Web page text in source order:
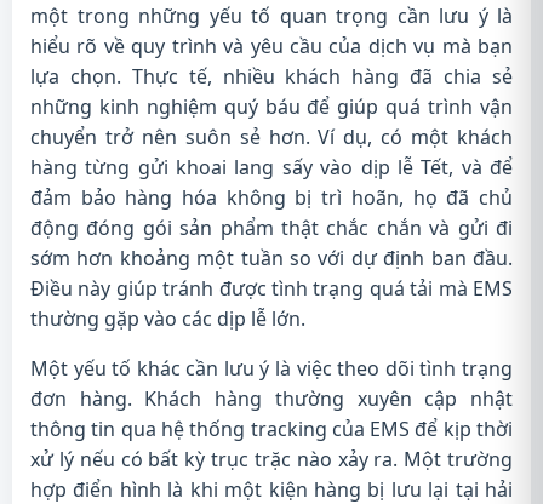
một trong những yếu tố quan trọng cần lưu ý là
hiểu rõ về quy trình và yêu cầu của dịch vụ mà bạn
lựa chọn. Thực tế, nhiều khách hàng đã chia sẻ
những kinh nghiệm quý báu để giúp quá trình vận
chuyển trở nên suôn sẻ hơn. Ví dụ, có một khách
hàng từng gửi khoai lang sấy vào dịp lễ Tết, và để
đảm bảo hàng hóa không bị trì hoãn, họ đã chủ
động đóng gói sản phẩm thật chắc chắn và gửi đi
sớm hơn khoảng một tuần so với dự định ban đầu.
Điều này giúp tránh được tình trạng quá tải mà EMS
thường gặp vào các dịp lễ lớn.
Một yếu tố khác cần lưu ý là việc theo dõi tình trạng
đơn hàng. Khách hàng thường xuyên cập nhật
thông tin qua hệ thống tracking của EMS để kịp thời
xử lý nếu có bất kỳ trục trặc nào xảy ra. Một trường
hợp điển hình là khi một kiện hàng bị lưu lại tại hải